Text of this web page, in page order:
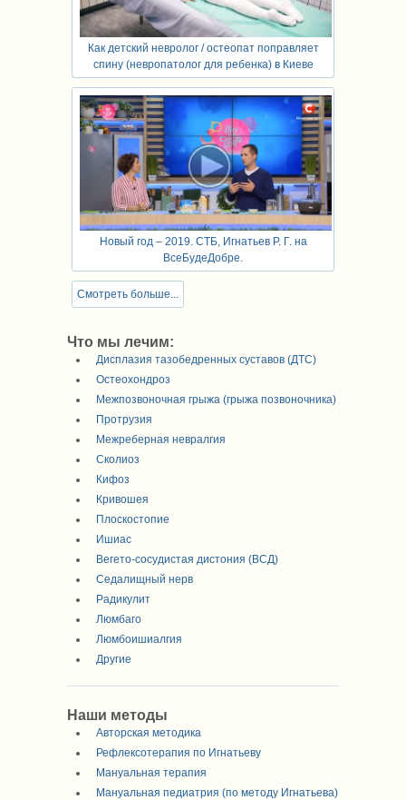
Как детский невролог / остеопат поправляет
спину (невропатолог для ребенка) в Киеве
Новый год – 2019. СТБ, Игнатьев Р. Г. на
ВсеБудеДобре.
Смотреть больше...
Что мы лечим:
Дисплазия тазобедренных суставов (ДТС)
Остеохондроз
Межпозвоночная грыжа (грыжа позвоночника)
Протрузия
Межреберная невралгия
Сколиоз
Кифоз
Кривошея
Плоскостопие
Ишиас
Вегето-сосудистая дистония (ВСД)
Седалищный нерв
Радикулит
Люмбаго
Люмбоишиалгия
Другие
Наши методы
Авторская методика
Рефлексотерапия по Игнатьеву
Мануальная терапия
Мануальная педиатрия (по методу Игнатьева)